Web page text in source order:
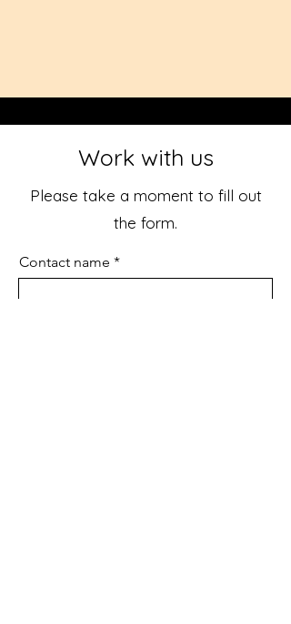
Work with us
Please take a moment to fill out
the form.
Contact name